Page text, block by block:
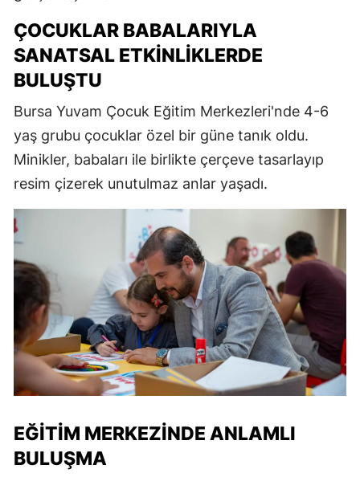
ÇOCUKLAR BABALARIYLA
SANATSAL ETKINLIKLERDE
BULUŞTU
Bursa Yuvam Çocuk Eğitim Merkezleri'nde 4-6
yaş grubu çocuklar özel bir güne tanık oldu.
Minikler, babaları ile birlikte çerçeve tasarlayıp
resim çizerek unutulmaz anlar yaşadı.
EĞITIM MERKEZINDE ANLAMLI
BULUŞMA